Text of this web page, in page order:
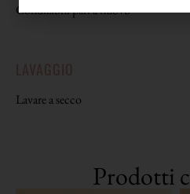
Condizioni pari a nuovo
Lavare a secco
Prodotti